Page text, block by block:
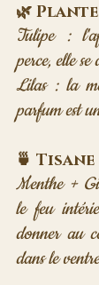
🌿
Tulipe :
perce, elle se
Lilas : la
parfum est
🍵
Menthe +
le feu
donner au
dans le